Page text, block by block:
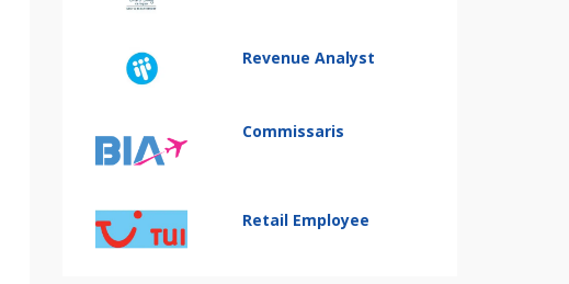
Revenue Analyst
Commissaris
Retail Employee